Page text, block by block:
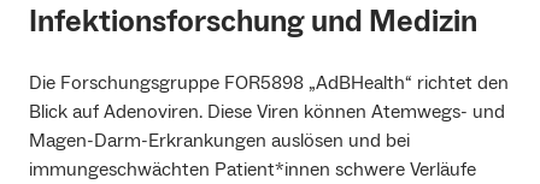
Infektionsforschung und Medizin
Die Forschungsgruppe FOR5898 „AdBHealth“ richtet den
Blick auf Adenoviren. Diese Viren können Atemwegs- und
Magen-Darm-Erkrankungen auslösen und bei
immungeschwächten Patient*innen schwere Verläufe